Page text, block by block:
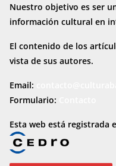
Nuestro objetivo es ser
información cultural en
El contenido de los
vista de sus autores.
Email:
Formulario:
Esta web está registrada